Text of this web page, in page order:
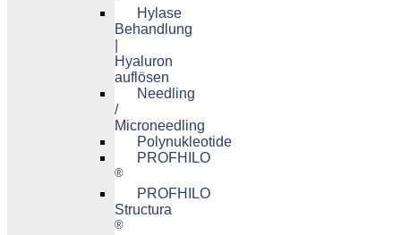
Hylase
Behandlung
Hyaluron
auflösen
Needling
/
Microneedling
Polynukleotide
PROFHILO
®
PROFHILO
Structura
®